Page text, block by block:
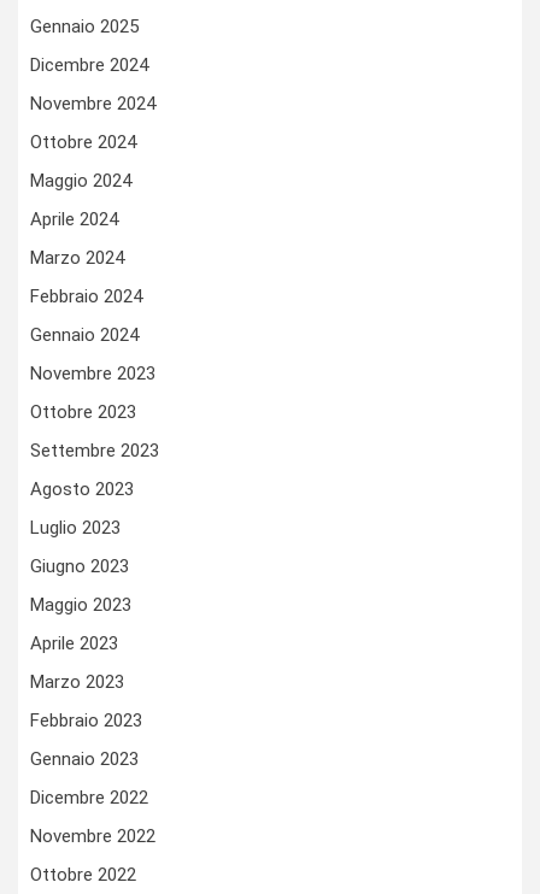
Gennaio 2025
Dicembre 2024
Novembre 2024
Ottobre 2024
Maggio 2024
Aprile 2024
Marzo 2024
Febbraio 2024
Gennaio 2024
Novembre 2023
Ottobre 2023
Settembre 2023
Agosto 2023
Luglio 2023
Giugno 2023
Maggio 2023
Aprile 2023
Marzo 2023
Febbraio 2023
Gennaio 2023
Dicembre 2022
Novembre 2022
Ottobre 2022